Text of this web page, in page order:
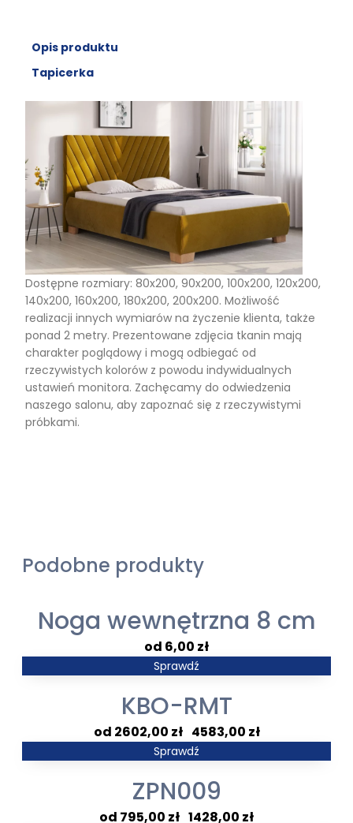
Opis produktu
Tapicerka
Dostępne rozmiary: 80x200, 90x200, 100x200, 120x200,
140x200, 160x200, 180x200, 200x200. Możliwość
realizacji innych wymiarów na życzenie klienta, także
ponad 2 metry. Prezentowane zdjęcia tkanin mają
charakter poglądowy i mogą odbiegać od
rzeczywistych kolorów z powodu indywidualnych
ustawień monitora. Zachęcamy do odwiedzenia
naszego salonu, aby zapoznać się z rzeczywistymi
próbkami.
Podobne produkty
Noga wewnętrzna 8 cm
6,00 zł
Sprawdź
KBO-RMT
2602,00 zł– 4583,00 zł
Zakres
2602,00 zł
do
Sprawdź
ZPN009
795,00 zł 1428,00 zł
Zakres